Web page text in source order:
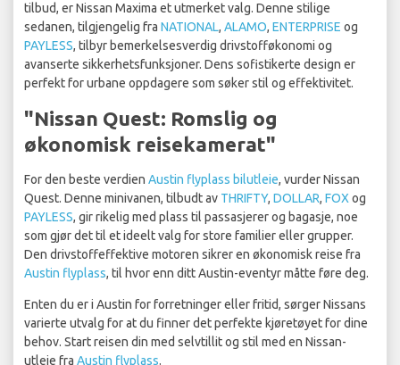
tilbud, er Nissan Maxima et utmerket valg. Denne stilige
sedanen, tilgjengelig fra NATIONAL, ALAMO, ENTERPRISE og
PAYLESS, tilbyr bemerkelsesverdig drivstofføkonomi og
avanserte sikkerhetsfunksjoner. Dens sofistikerte design er
perfekt for urbane oppdagere som søker stil og effektivitet.
"Nissan Quest: Romslig og
økonomisk reisekamerat"
For den beste verdien Austin flyplass bilutleie, vurder Nissan
Quest. Denne minivanen, tilbudt av THRIFTY, DOLLAR, FOX og
PAYLESS, gir rikelig med plass til passasjerer og bagasje, noe
som gjør det til et ideelt valg for store familier eller grupper.
Den drivstoffeffektive motoren sikrer en økonomisk reise fra
Austin flyplass, til hvor enn ditt Austin-eventyr måtte føre deg.
Enten du er i Austin for forretninger eller fritid, sørger Nissans
varierte utvalg for at du finner det perfekte kjøretøyet for dine
behov. Start reisen din med selvtillit og stil med en Nissan-
utleie fra Austin flyplass.